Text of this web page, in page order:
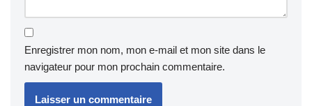
Enregistrer mon nom, mon e-mail et mon site dans le
navigateur pour mon prochain commentaire.